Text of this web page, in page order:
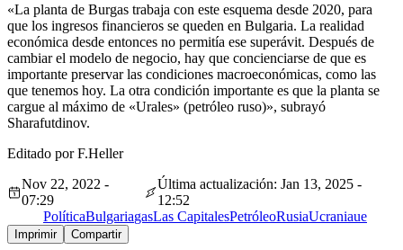
«La planta de Burgas trabaja con este esquema desde 2020, para
que los ingresos financieros se queden en Bulgaria. La realidad
económica desde entonces no permitía ese superávit. Después de
cambiar el modelo de negocio, hay que concienciarse de que es
importante preservar las condiciones macroeconómicas, como las
que tenemos hoy. La otra condición importante es que la planta se
cargue al máximo de «Urales» (petróleo ruso)», subrayó
Sharafutdinov.
Editado por F.Heller
Nov 22, 2022 -
07:29
Última actualización: Jan 13, 2025 -
12:52
PolíticaBulgariagasLas CapitalesPetróleoRusiaUcraniaue
Imprimir Compartir